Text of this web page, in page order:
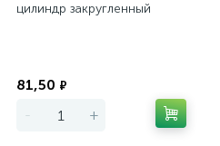
цилиндр закругленный
81,50 ₽
- +